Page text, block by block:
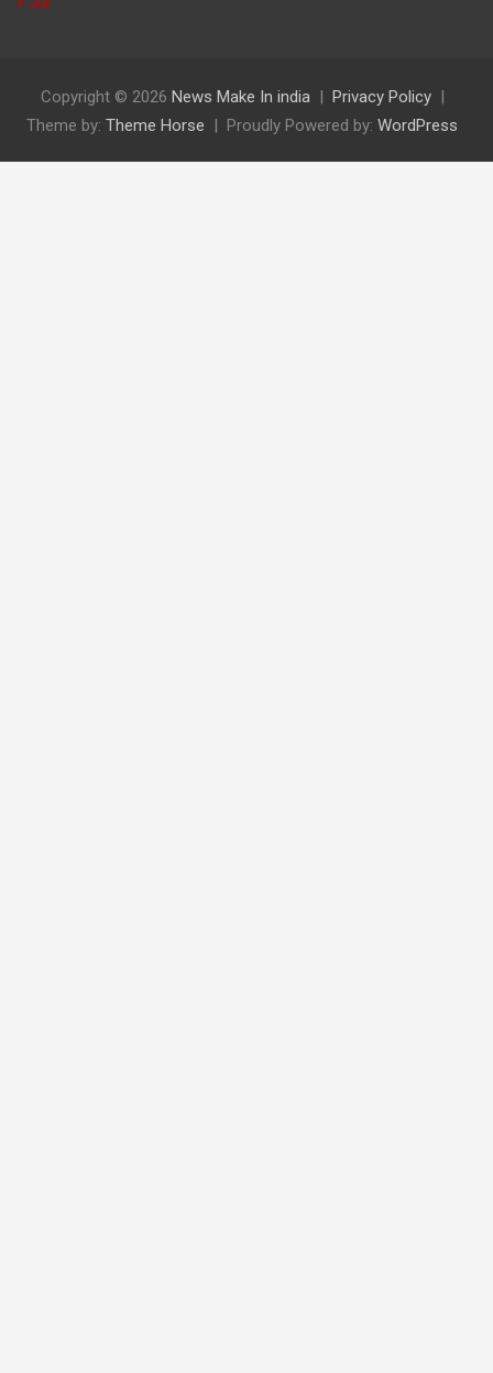
Copyright © 2026 News Make In india
Privacy Policy
Theme by: Theme Horse Proudly Powered by: WordPress